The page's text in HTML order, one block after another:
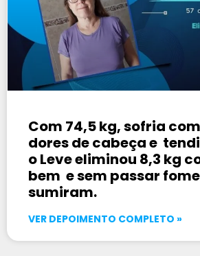
Com 74,5 kg, sofria
dores de cabeça e
o Leve eliminou 8,3 kg
bem e sem passar
sumiram.
VER DEPOIMENTO COMPLETO »